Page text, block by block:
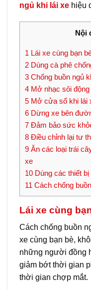
ngủ khi lái xe hiệu
Nội
1 Lái xe cùng bạn
2 Dùng cà phê
3 Chống buồn ngủ
4 Mở nhạc sôi động
5 Mở cửa sổ khi lái
6 Dừng xe bên
7 Đảm bảo sức
8 Điều chỉnh lại tư
9 Ăn các loại trái
xe
10 Dùng các thiết
11 Cách chống
Lái xe cùng
Cách chống buồn
xe cùng bạn bè,
những người đồng
giảm bớt thời gian
thời gian chợp mắt.